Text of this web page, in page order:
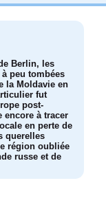
Berlin, les
peu tombées
la Moldavie en
fut
post-
encore à tracer
en perte de
querelles
région oubliée
russe et de